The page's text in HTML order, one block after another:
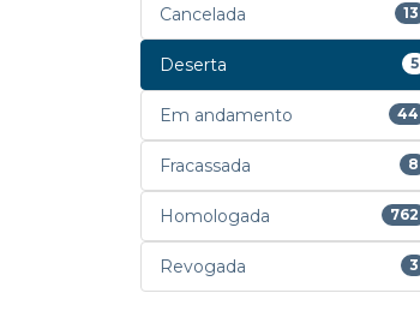
Cancelada 13
Deserta 5
Em andamento 44
Fracassada 8
Homologada 762
Revogada 3